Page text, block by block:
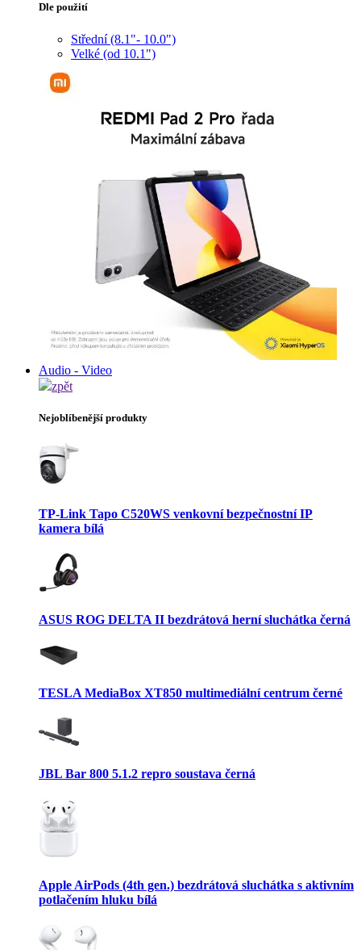
Dle použití
Střední (8.1"- 10.0")
Velké (od 10.1")
Audio - Video
zpět
Nejoblíbenější produkty
TP-Link Tapo C520WS venkovní bezpečnostní IP
kamera bílá
ASUS ROG DELTA II bezdrátová herní sluchátka černá
TESLA MediaBox XT850 multimediální centrum černé
JBL Bar 800 5.1.2 repro soustava černá
Apple AirPods (4th gen.) bezdrátová sluchátka s aktivním
potlačením hluku bílá